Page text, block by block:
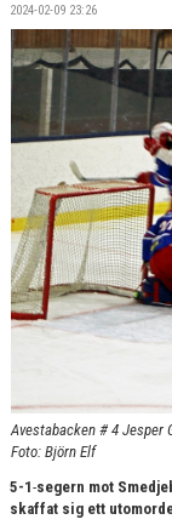
TABELL OCH RESULTAT
KONTAKT
2024-02-09 23:26
Avestabacken # 4 Jesper
Foto: Björn Elf
5-1-segern mot
skaffat sig ett